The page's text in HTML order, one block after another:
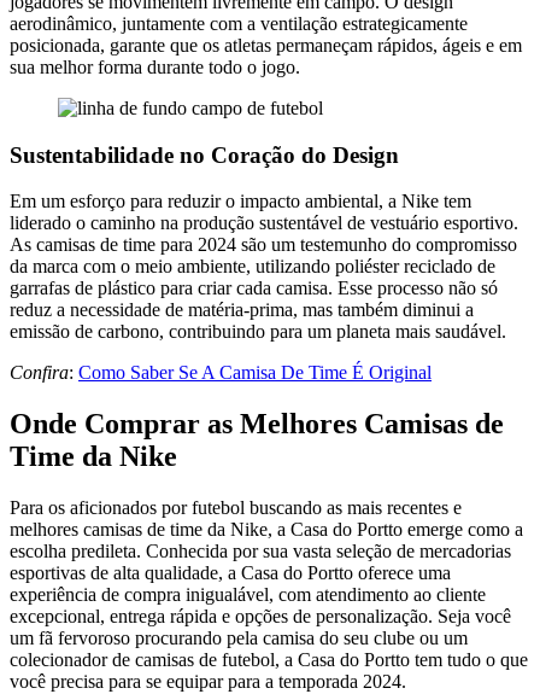
aerodinâmico, juntamente com a ventilação estrategicamente
posicionada, garante que os atletas permaneçam rápidos, ágeis e em
sua melhor forma durante todo o jogo.
Sustentabilidade no Coração do Design
Em um esforço para reduzir o impacto ambiental, a Nike tem
liderado o caminho na produção sustentável de vestuário esportivo.
As camisas de time para 2024 são um testemunho do compromisso
da marca com o meio ambiente, utilizando poliéster reciclado de
garrafas de plástico para criar cada camisa. Esse processo não só
reduz a necessidade de matéria-prima, mas também diminui a
emissão de carbono, contribuindo para um planeta mais saudável.
Confira: Como Saber Se A Camisa De Time É Original
Onde Comprar as Melhores Camisas de
Time da Nike
Para os aficionados por futebol buscando as mais recentes e
melhores camisas de time da Nike, a Casa do Portto emerge como a
escolha predileta. Conhecida por sua vasta seleção de mercadorias
esportivas de alta qualidade, a Casa do Portto oferece uma
experiência de compra inigualável, com atendimento ao cliente
excepcional, entrega rápida e opções de personalização. Seja você
um fã fervoroso procurando pela camisa do seu clube ou um
colecionador de camisas de futebol, a Casa do Portto tem tudo o que
você precisa para se equipar para a temporada 2024.